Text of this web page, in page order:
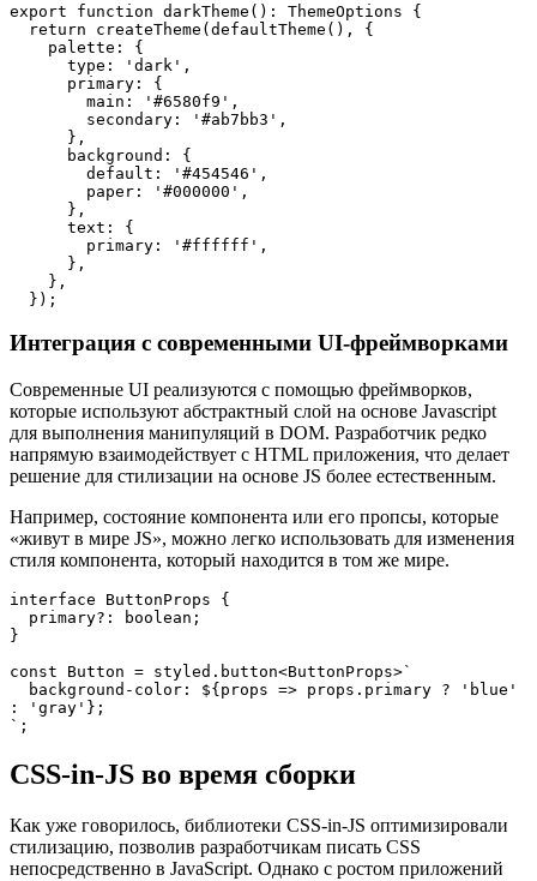
export function darkTheme(): ThemeOptions {
  return createTheme(defaultTheme(), {
    palette: {
      type: 'dark',
      primary: {
        main: '#6580f9',
        secondary: '#ab7bb3',
      },
      background: {
        default: '#454546',
        paper: '#000000',
      },
      text: {
        primary: '#ffffff',
      },
    },
  });
Интеграция с современными UI-фреймворками
Современные UI реализуются с помощью фреймворков,
которые используют абстрактный слой на основе Javascript
для выполнения манипуляций в DOM. Разработчик редко
напрямую взаимодействует с HTML приложения, что делает
решение для стилизации на основе JS более естественным.
Например, состояние компонента или его пропсы, которые
«живут в мире JS», можно легко использовать для изменения
стиля компонента, который находится в том же мире.
interface ButtonProps {
  primary?: boolean;
}
const Button = styled.button<ButtonProps>`
: 'gray'};
`;
CSS-in-JS во время сборки
Как уже говорилось, библиотеки CSS-in-JS оптимизировали
стилизацию, позволив разработчикам писать CSS
непосредственно в JavaScript. Однако с ростом приложений